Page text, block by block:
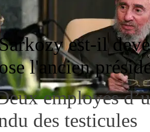
est-il
l'ancien
employés
des testicules